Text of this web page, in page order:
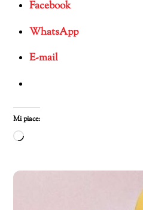
Facebook
WhatsApp
E-mail
Mi piace:
Caricamento
corso…